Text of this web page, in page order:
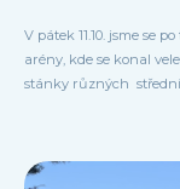
V pátek 11.10. jsme se
arény, kde se konal
stánky různých